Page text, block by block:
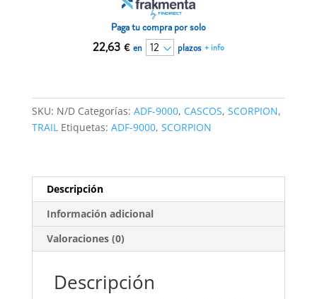
Paga tu compra por solo
22,63 € en plazos + info
SKU: N/D Categorías: ADF-9000, CASCOS, SCORPION,
TRAIL Etiquetas: ADF-9000, SCORPION
Descripción
Información adicional
Valoraciones (0)
Descripción